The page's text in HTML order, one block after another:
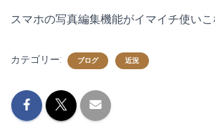
スマホの写真編集機能がイマイチ使いこ
カテゴリー: ブログ 近況